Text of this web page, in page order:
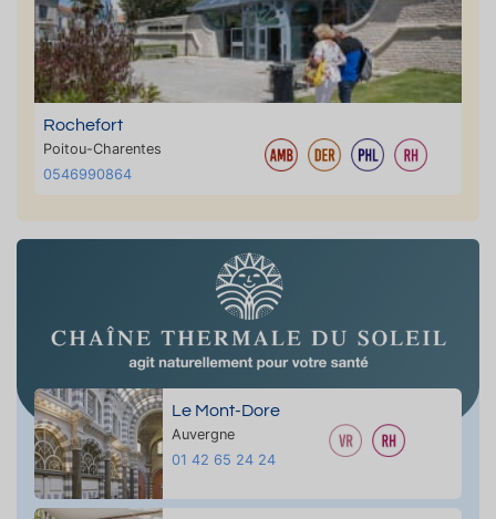
Rochefort
Poitou-Charentes
0546990864
Le Mont-Dore
Auvergne
01 42 65 24 24